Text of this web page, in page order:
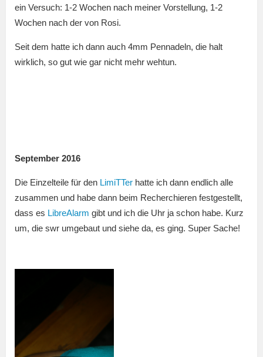
ein Versuch: 1-2 Wochen nach meiner Vorstellung, 1-2
Wochen nach der von Rosi.
Seit dem hatte ich dann auch 4mm Pennadeln, die halt
wirklich, so gut wie gar nicht mehr wehtun.
September 2016
Die Einzelteile für den LimiTTer hatte ich dann endlich alle
zusammen und habe dann beim Recherchieren festgestellt,
dass es LibreAlarm gibt und ich die Uhr ja schon habe. Kurz
um, die swr umgebaut und siehe da, es ging. Super Sache!